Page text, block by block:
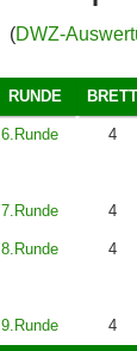
(DWZ-
RUNDE BRETT
6.Runde 4
7.Runde 4
8.Runde 4
9.Runde 4